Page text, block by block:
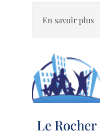
En savoir plus
Le Rocher